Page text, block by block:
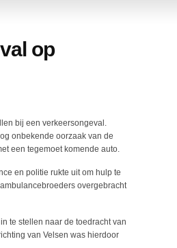
op
bij een verkeersongeval.
onbekende oorzaak van de
een tegemoet komende auto.
en politie rukte uit om hulp te
overgebracht
te stellen naar de toedracht van
van Velsen was hierdoor